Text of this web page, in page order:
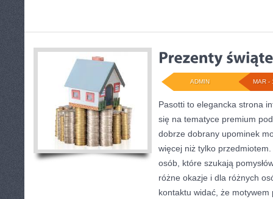
MAR -
ADMIN
Pasotti to elegancka strona
się na tematyce premium
dobrze dobrany upominek
więcej niż tylko
osób, które szukają
różne okazje i dla różnych
kontaktu widać, że